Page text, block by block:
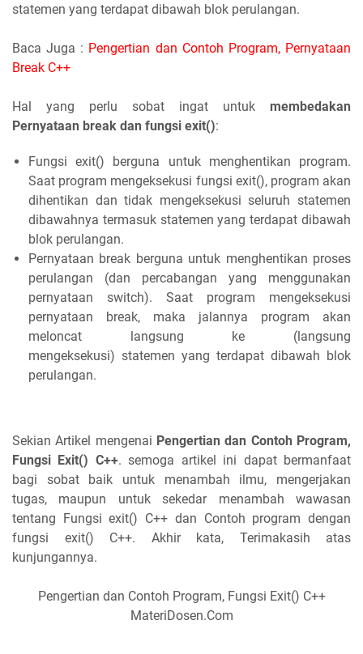
statemen yang terdapat dibawah blok perulangan.
Baca Juga : Pengertian dan Contoh Program, Pernyataan
Break C++
Hal yang perlu sobat ingat untuk membedakan
Pernyataan break dan fungsi exit():
Fungsi exit() berguna untuk menghentikan program.
Saat program mengeksekusi fungsi exit(), program akan
dihentikan dan tidak mengeksekusi seluruh statemen
dibawahnya termasuk statemen yang terdapat dibawah
blok perulangan.
Pernyataan break berguna untuk menghentikan proses
perulangan (dan percabangan yang menggunakan
pernyataan switch). Saat program mengeksekusi
pernyataan break, maka jalannya program akan
meloncat langsung ke (langsung
mengeksekusi) statemen yang terdapat dibawah blok
perulangan.
Sekian Artikel mengenai Pengertian dan Contoh Program,
Fungsi Exit() C++. semoga artikel ini dapat bermanfaat
bagi sobat baik untuk menambah ilmu, mengerjakan
tugas, maupun untuk sekedar menambah wawasan
tentang Fungsi exit() C++ dan Contoh program dengan
fungsi exit() C++. Akhir kata, Terimakasih atas
kunjungannya.
Pengertian dan Contoh Program, Fungsi Exit() C++
MateriDosen.Com